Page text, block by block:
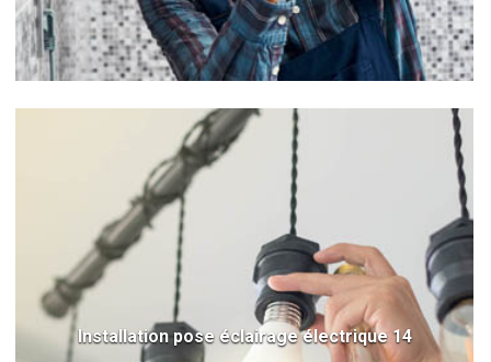
Installation pose éclairage électrique 14